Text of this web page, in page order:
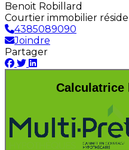
Benoit Robillard
Courtier immobilier
4385089090
Joindre
Partager
Calculatrice